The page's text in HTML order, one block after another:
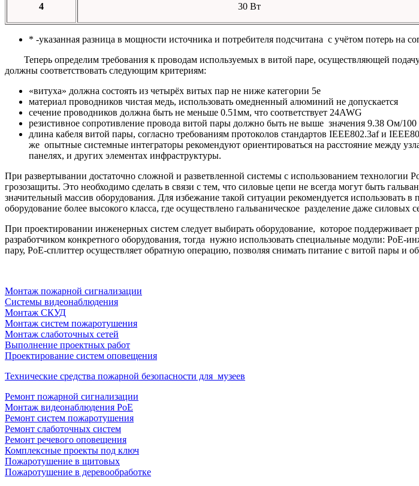
4 30 Вт
* -указанная разница в мощности источника и потребителя подсчитана с учётом потерь на
Теперь определим требования к проводам используемых в витой паре, осуществляющей
должны соответствовать следующим критериям:
«витуха» должна состоять из четырёх витых пар не ниже категории 5е
материал проводников чистая медь, использовать омедненный алюминий не допускается
сечение проводников должна быть не меньше 0.51мм, что соответствует 24AWG
резистивное сопротивление провода витой пары должно быть не выше значения 9.38 Ом/
длина кабеля витой пары, согласно требованиям протоколов стандартов IEEE802.3af и
же опытные системные интеграторы рекомендуют ориентироваться на расстояние между
панелях, и других элементах инфраструктуры.
При развертывании достаточно сложной и разветвленной системы с использованием технологии
грозозащиты. Это необходимо сделать в связи с тем, что силовые цепи не всегда могут быть
значительный массив оборудования. Для избежание такой ситуации рекомендуется использовать
оборудование более высокого класса, где осуществлено гальваническое разделение даже силовых
При проектировании инженерных систем следует выбирать оборудование, которое поддерживает
разработчиком конкретного оборудования, тогда нужно использовать специальные модули:
пару, PoE-сплиттер осуществляет обратную операцию, позволяя снимать питание с витой пары и
Монтаж пожарной сигнализации
Системы видеонаблюдения
Монтаж СКУД
Монтаж систем пожаротушения
Монтаж слаботочных сетей
Выполнение проектных работ
Проектирование систем оповещения
Технические средства пожарной безопасности для музеев
Ремонт пожарной сигнализации
Монтаж видеонаблюдения PoE
Ремонт систем пожаротушения
Ремонт слаботочных систем
Ремонт речевого оповещения
Комплексные проекты под ключ
Пожаротушение в щитовых
Пожаротушение в деревообработке